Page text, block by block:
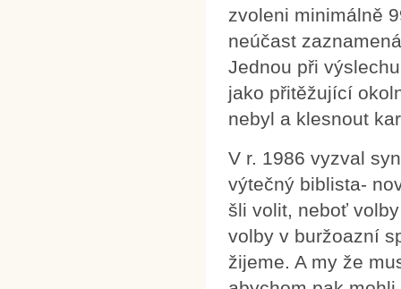
zvoleni minimálně
neúčast
Jednou při
jako přitěžující
nebyl a klesnout
V r. 1986 vyzval
výtečný biblista-
šli volit, neboť
volby v buržoazní
žijeme. A my že